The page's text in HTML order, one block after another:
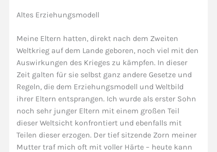
Altes Erziehungsmodell
Meine Eltern hatten, direkt nach dem Zweiten
Weltkrieg auf dem Lande geboren, noch viel mit den
Auswirkungen des Krieges zu kämpfen. In dieser
Zeit galten für sie selbst ganz andere Gesetze und
Regeln, die dem Erziehungsmodell und Weltbild
ihrer Eltern entsprangen. Ich wurde als erster Sohn
noch sehr junger Eltern mit einem großen Teil
dieser Weltsicht konfrontiert und ebenfalls mit
Teilen dieser erzogen. Der tief sitzende Zorn meiner
Mutter traf mich oft mit voller Härte – heute kann